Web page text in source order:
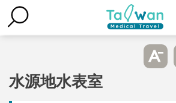
水源地水表室